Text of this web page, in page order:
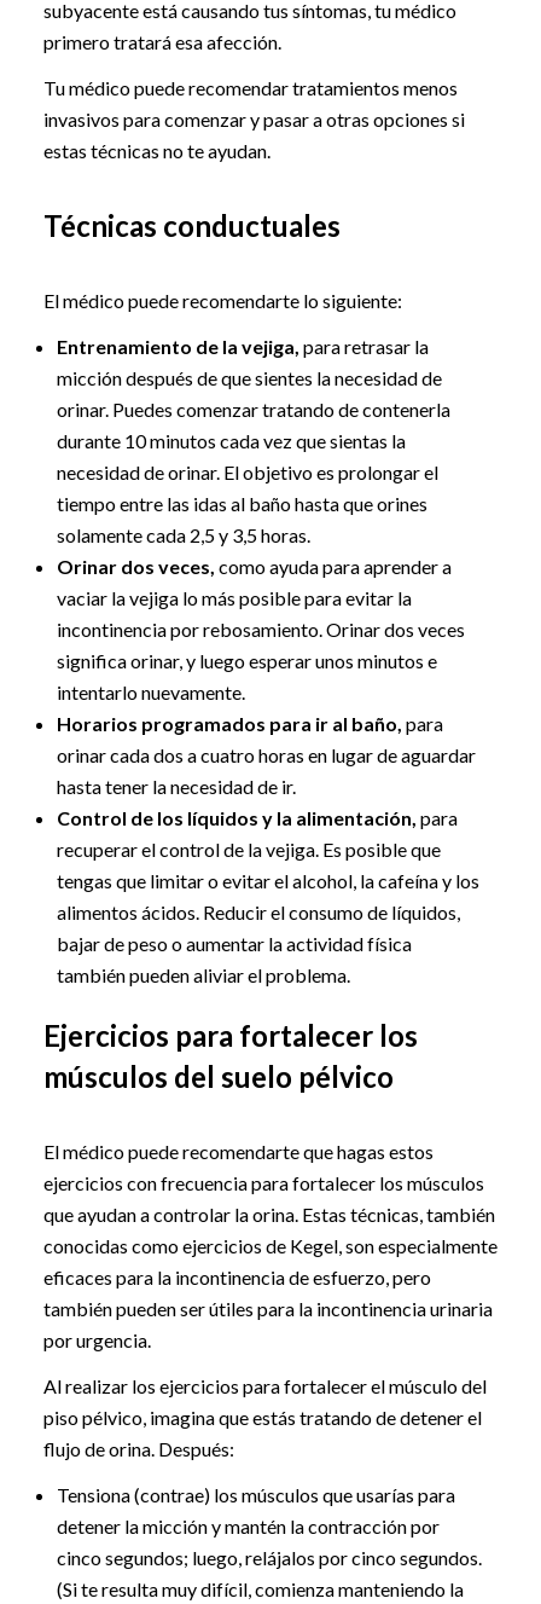
subyacente está causando tus síntomas, tu médico
primero tratará esa afección.
Tu médico puede recomendar tratamientos menos
invasivos para comenzar y pasar a otras opciones si
estas técnicas no te ayudan.
Técnicas conductuales
El médico puede recomendarte lo siguiente:
Entrenamiento de la vejiga, para retrasar la
micción después de que sientes la necesidad de
orinar. Puedes comenzar tratando de contenerla
durante 10 minutos cada vez que sientas la
necesidad de orinar. El objetivo es prolongar el
tiempo entre las idas al baño hasta que orines
solamente cada 2,5 y 3,5 horas.
Orinar dos veces, como ayuda para aprender a
vaciar la vejiga lo más posible para evitar la
incontinencia por rebosamiento. Orinar dos veces
significa orinar, y luego esperar unos minutos e
intentarlo nuevamente.
Horarios programados para ir al baño, para
orinar cada dos a cuatro horas en lugar de aguardar
hasta tener la necesidad de ir.
Control de los líquidos y la alimentación, para
recuperar el control de la vejiga. Es posible que
tengas que limitar o evitar el alcohol, la cafeína y los
alimentos ácidos. Reducir el consumo de líquidos,
bajar de peso o aumentar la actividad física
también pueden aliviar el problema.
Ejercicios para fortalecer los
músculos del suelo pélvico
El médico puede recomendarte que hagas estos
ejercicios con frecuencia para fortalecer los músculos
que ayudan a controlar la orina. Estas técnicas, también
conocidas como ejercicios de Kegel, son especialmente
eficaces para la incontinencia de esfuerzo, pero
también pueden ser útiles para la incontinencia urinaria
por urgencia.
Al realizar los ejercicios para fortalecer el músculo del
piso pélvico, imagina que estás tratando de detener el
flujo de orina. Después:
Tensiona (contrae) los músculos que usarías para
detener la micción y mantén la contracción por
cinco segundos; luego, relájalos por cinco segundos.
(Si te resulta muy difícil, comienza manteniendo la